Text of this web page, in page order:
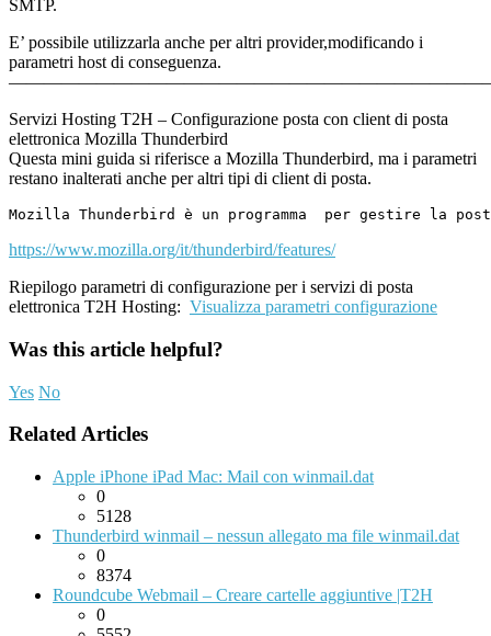
SMTP.
E’ possibile utilizzarla anche per altri provider,modificando i
parametri host di conseguenza.
Servizi Hosting T2H – Configurazione posta con client di posta
elettronica Mozilla Thunderbird
Questa mini guida si riferisce a Mozilla Thunderbird, ma i parametri
restano inalterati anche per altri tipi di client di posta.
Mozilla Thunderbird è un programma  per gestire la
https://www.mozilla.org/it/thunderbird/features/
Riepilogo parametri di configurazione per i servizi di posta
elettronica T2H Hosting: Visualizza parametri configurazione
Was this article helpful?
Yes No
Related Articles
Apple iPhone iPad Mac: Mail con winmail.dat
0
5128
Thunderbird winmail – nessun allegato ma file winmail.dat
0
8374
Roundcube Webmail – Creare cartelle aggiuntive |T2H
0